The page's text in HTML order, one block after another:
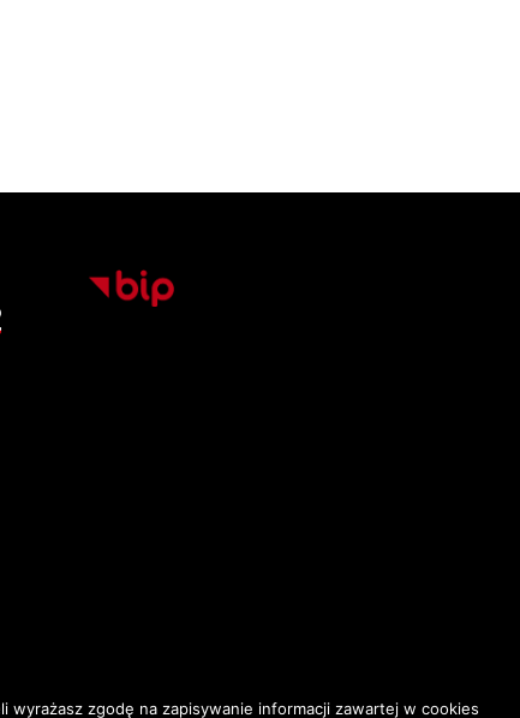
zgodę na zapisywanie informacji zawartej w cookies